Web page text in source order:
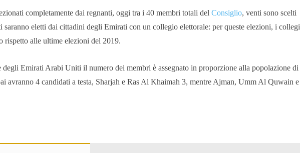
completamente dai regnanti, oggi tra i 40 membri totali del Consiglio, venti sono scelti
eletti dai cittadini degli Emirati con un collegio elettorale: per queste elezioni, i collegi
rispetto alle ultime elezioni del 2019.
degli Emirati Arabi Uniti il numero dei membri è assegnato in proporzione alla popolazione di
avranno 4 candidati a testa, Sharjah e Ras Al Khaimah 3, mentre Ajman, Umm Al Quwain e